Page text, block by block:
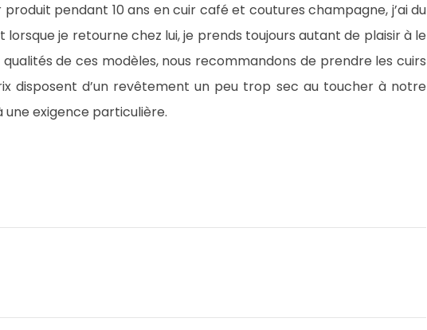
pendant 10 ans en cuir café et coutures champagne, j’ai du
je retourne chez lui, je prends toujours autant de plaisir à le
de ces modèles, nous recommandons de prendre les cuirs
disposent d’un revêtement un peu trop sec au toucher à notre
exigence particulière.